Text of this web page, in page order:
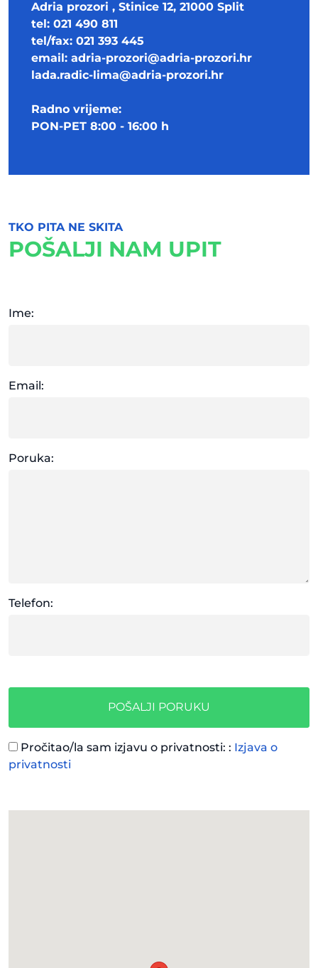
Adria prozori , Stinice 12, 21000 Split
tel: 021 490 811
tel/fax: 021 393 445
email: adria-prozori@adria-prozori.hr
lada.radic-lima@adria-prozori.hr
Radno vrijeme:
PON-PET 8:00 - 16:00 h
TKO PITA NE SKITA
POŠALJI NAM UPIT
Ime:
Email:
Poruka:
Telefon:
POŠALJI PORUKU
Pročitao/la sam izjavu o privatnosti: : Izjava o
privatnosti